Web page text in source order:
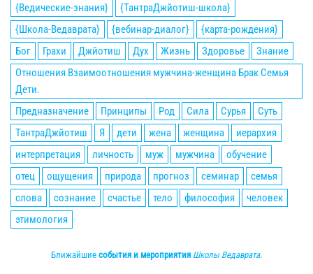
{Ведические-знания}
{ТантраДжйотиш-школа}
{Школа-Ведаврата}
{вебинар-диалог}
{карта-рождения}
Бог
Грахи Джйотиш Дух Жизнь Здоровье
Знание
Отношения Взаимоотношения мужчина-женщина Брак Семья
Дети.
Предназначение
Принципы Род Сила Сурья
Суть
ТантраДжйотиш
Я дети жена женщина
иерархия
интерпретация
личность муж мужчина
обучение
отец
ощущения природа прогноз семинар
семья
слова
сознание счастье тело философия
человек
этимология
Ближайшие события и мероприятия Школы Ведаврата.